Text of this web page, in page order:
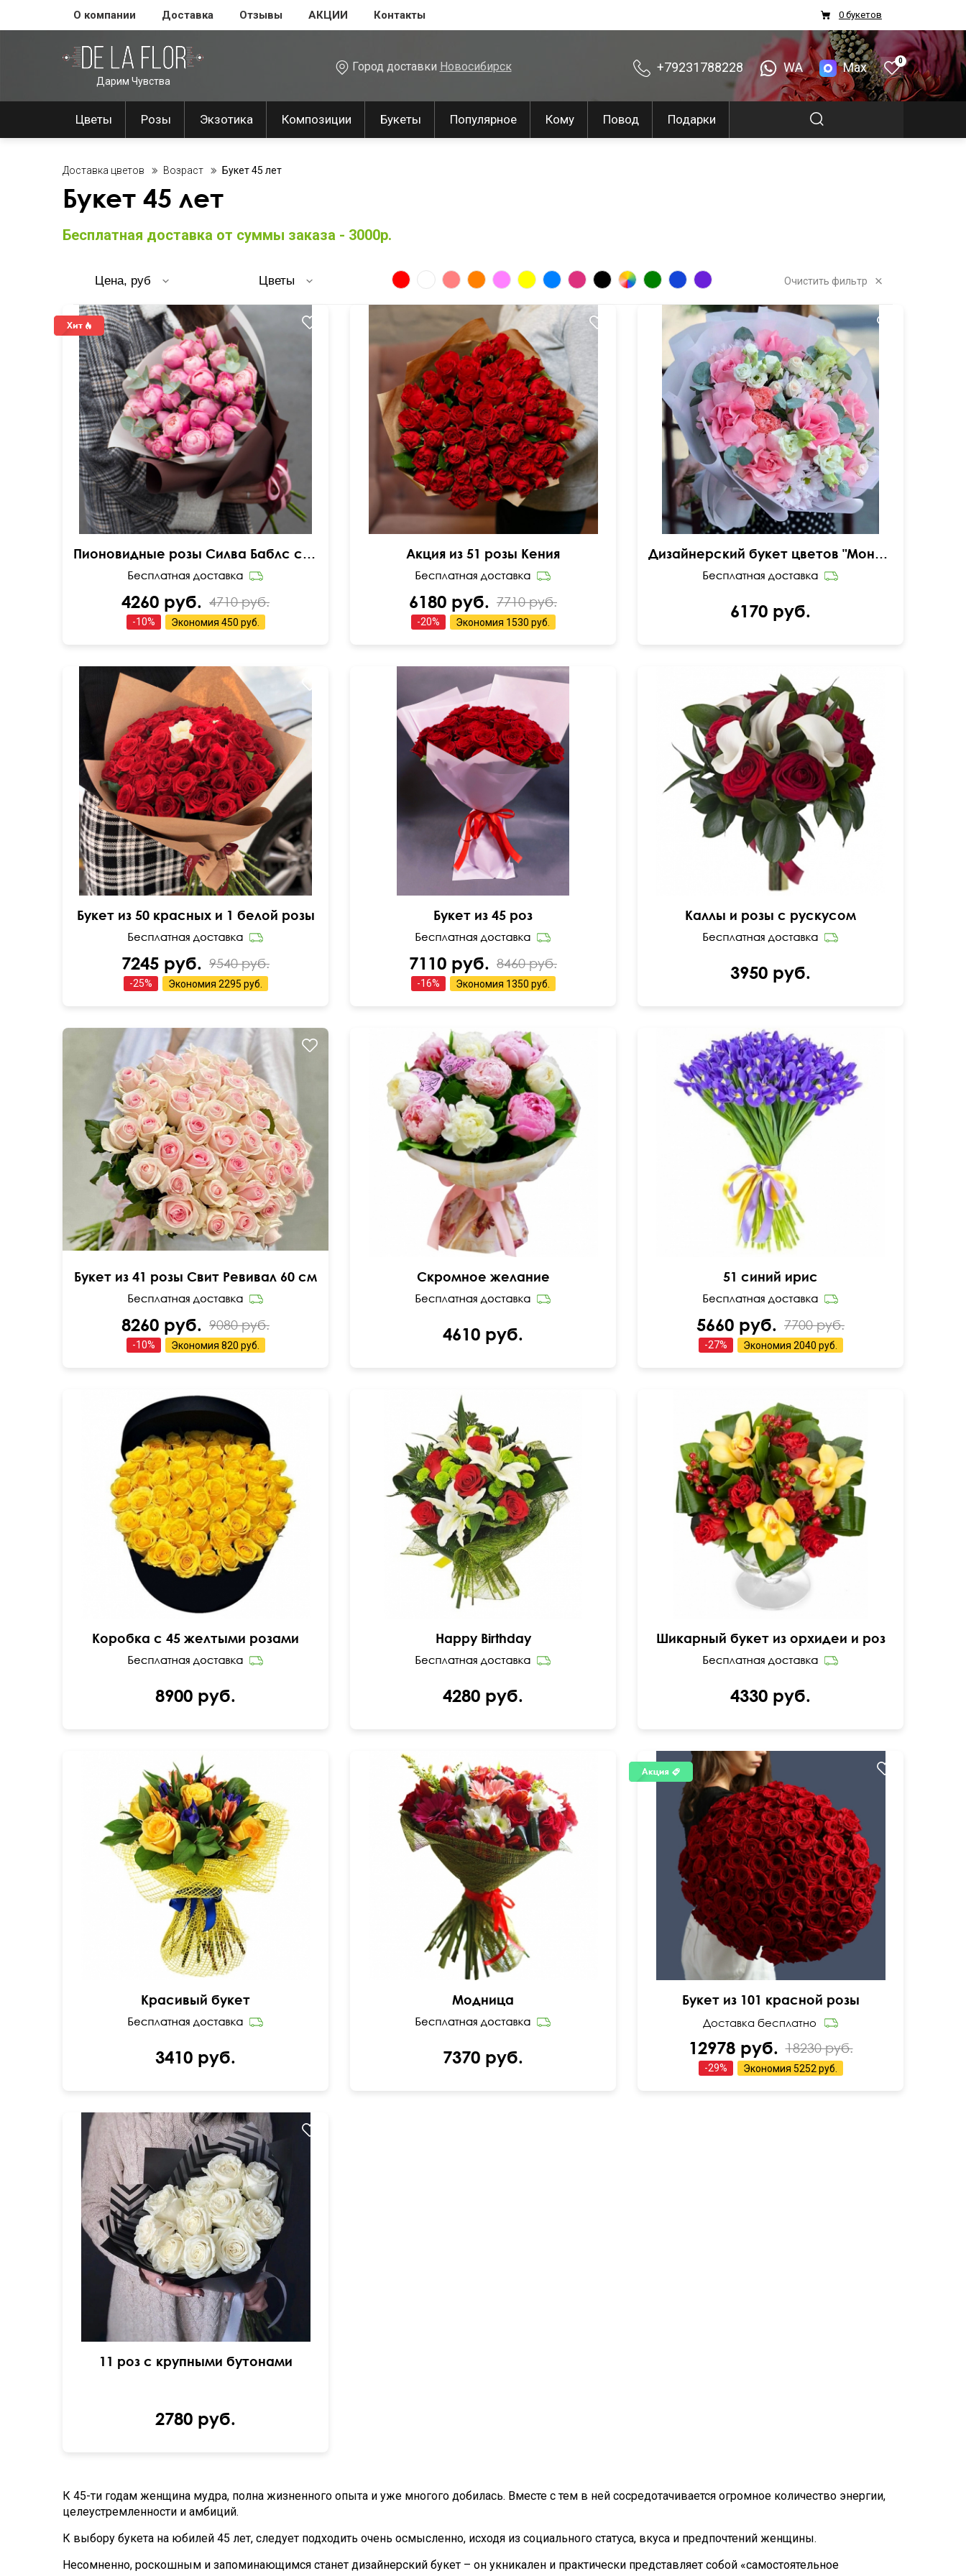
О компании Доставка Отзывы АКЦИИ Контакты 0 букетов
Дарим Чувства
Город доставки Новосибирск +79231788228 WA Max 0
Цветы Розы Экзотика Композиции Букеты Популярное Кому Повод Подарки
Доставка цветов Возраст Букет 45 лет
Букет 45 лет
Бесплатная доставка от суммы заказа - 3000р.
Цена, руб Цветы Очистить фильтр
Пионовидные розы Силва Баблс с эвкалиптом
4260 руб. 4710 руб.
-10% Экономия 450 руб.
Мини-розочки 40 см
Акция из 51 розы Кения
6180 руб. 7710 руб.
-20% Экономия 1530 руб.
Вывернутые розы, лизиантусы (эустома),
гвоздика
Дизайнерский букет цветов "Моника"
6170 руб.
Всегда в наличии
Букет из 50 красных и 1 белой розы
7245 руб. 9540 руб.
-25% Экономия 2295 руб.
60 см 60 см
Букет из 45 роз
7110 руб. 8460 руб.
-16% Экономия 1350 руб.
Открытка бесплатно
50 см
30 см
Каллы и розы с рускусом
3950 руб.
Нежные розочки
Букет из 41 розы Свит Ревивал 60 см
8260 руб. 9080 руб.
-10% Экономия 820 руб.
Букет из 11 пионов с рускусом и декором.
Скромное желание
4610 руб.
55 см 35 см
51 синий ирис
5660 руб. 7700 руб.
-27% Экономия 2040 руб.
Коробка с 45 желтыми розами
8900 руб.
Хризантема Филин Грин, лилия, роза, папоротник,
аспидистра, упаковка (сизаль).
Happy Birthday
4280 руб.
50 см 40 см
Шикарный букет из орхидеи и роз
4330 руб.
Красивый букет
3410 руб.
Модница
7370 руб.
50 см 70 см
Букет из 101 красной розы
Доставка бесплатно
12978 руб. 18230 руб.
-29% Экономия 5252 руб.
50 см 30 см
11 роз с крупными бутонами
2780 руб.
К 45-ти годам женщина мудра, полна жизненного опыта и уже многого добилась. Вместе с тем в ней сосредотачивается огромное количество энергии,
целеустремленности и амбиций.
К выбору букета на юбилей 45 лет, следует подходить очень осмысленно, исходя из социального статуса, вкуса и предпочтений женщины.
Несомненно, роскошным и запоминающимся станет дизайнерский букет – он укникален и практически представляет собой «самостоятельное